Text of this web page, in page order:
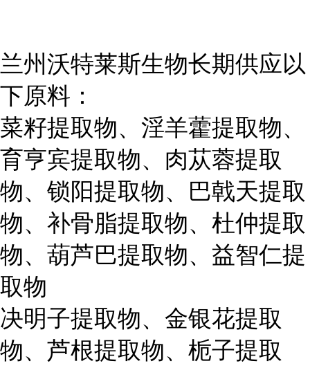
兰州沃特莱斯生物长期供应以
下原料：
菜籽提取物、淫羊藿提取物、
育亨宾提取物、肉苁蓉提取
物、锁阳提取物、巴戟天提取
物、补骨脂提取物、杜仲提取
物、葫芦巴提取物、益智仁提
取物
决明子提取物、金银花提取
物、芦根提取物、栀子提取